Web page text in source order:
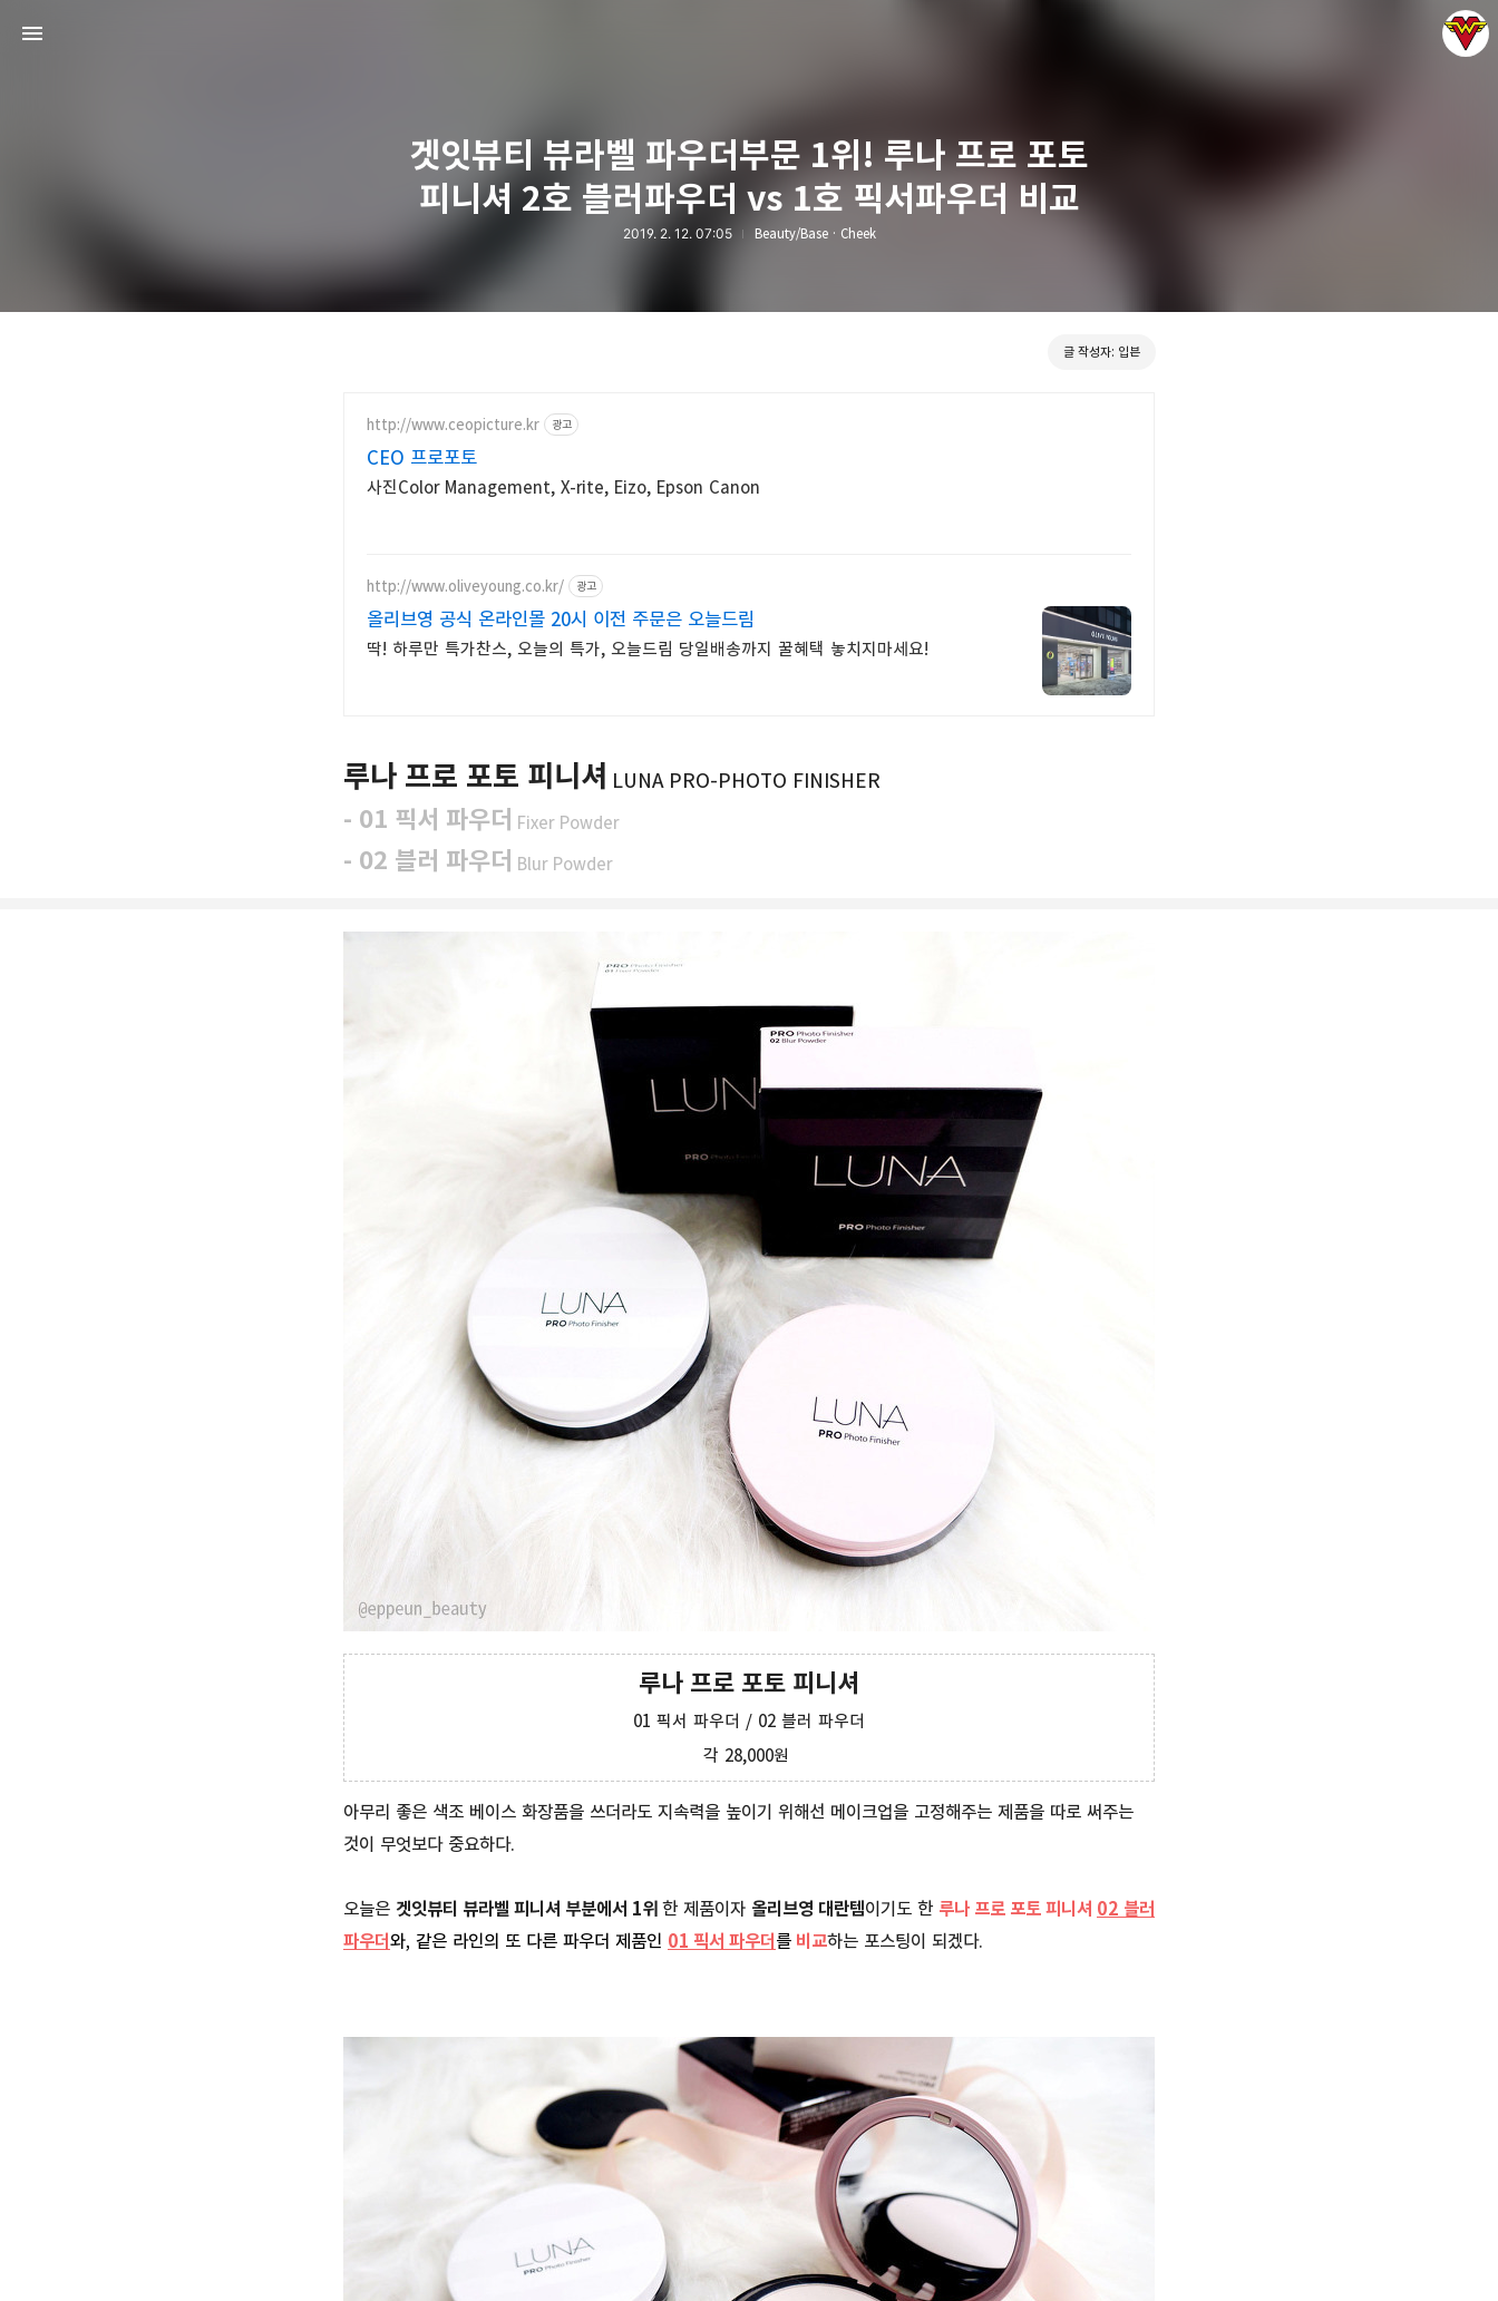
겟잇뷰티 뷰라벨 파우더부문 1위! 루나 프로 포토
피니셔 2호 블러파우더 vs 1호 픽서파우더 비교
2019. 2. 12. 07:05 Beauty/Base · Cheek
글 작성자: 입븐
http://www.ceopicture.kr 광고
CEO 프로포토
사진Color Management, X-rite, Eizo, Epson Canon
http://www.oliveyoung.co.kr/ 광고
올리브영 공식 온라인몰 20시 이전 주문은 오늘드림
딱! 하루만 특가찬스, 오늘의 특가, 오늘드림 당일배송까지 꿀혜택 놓치지마세요!
루나 프로 포토 피니셔 LUNA PRO-PHOTO FINISHER
- 01 픽서 파우더 Fixer Powder
- 02 블러 파우더 Blur Powder
루나 프로 포토 피니셔
01 픽서 파우더 / 02 블러 파우더
각 28,000원
아무리 좋은 색조 베이스 화장품을 쓰더라도 지속력을 높이기 위해선 메이크업을 고정해주는 제품을 따로 써주는
것이 무엇보다 중요하다.
오늘은 겟잇뷰티 뷰라벨 피니셔 부분에서 1위 한 제품이자 올리브영 대란템이기도 한 루나 프로 포토 피니셔 02 블러
파우더 와, 같은 라인의 또 다른 파우더 제품인 01 픽서 파우더 를 비 교하는 포스팅이 되겠다.